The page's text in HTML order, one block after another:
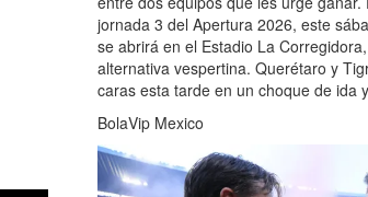
jornada 3 del Apertura 2026, este
se abrirá en el Estadio La
alternativa vespertina. Querétaro y
caras esta tarde en un choque de ida
BolaVip Mexico